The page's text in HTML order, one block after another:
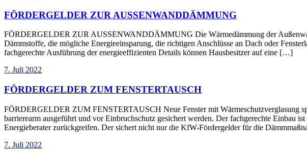
FÖRDERGELDER ZUR AUSSENWANDDÄMMUNG
FÖRDERGELDER ZUR AUSSENWANDDÄMMUNG Die Wärmedämmung der
Dämmstoffe, die mögliche Energieeinsparung, die richtigen Anschlüsse an Dach oder
fachgerechte Ausführung der energieeffizienten Details können Hausbesitzer auf eine […]
7. Juli 2022
FÖRDERGELDER ZUM FENSTERTAUSCH
FÖRDERGELDER ZUM FENSTERTAUSCH Neue Fenster mit Wärmeschutzverglasung
barrierearm ausgeführt und vor Einbruchschutz gesichert werden. Der fachgerechte Einbau
Energieberater zurückgreifen. Der sichert nicht nur die KfW-Fördergelder für die
7. Juli 2022